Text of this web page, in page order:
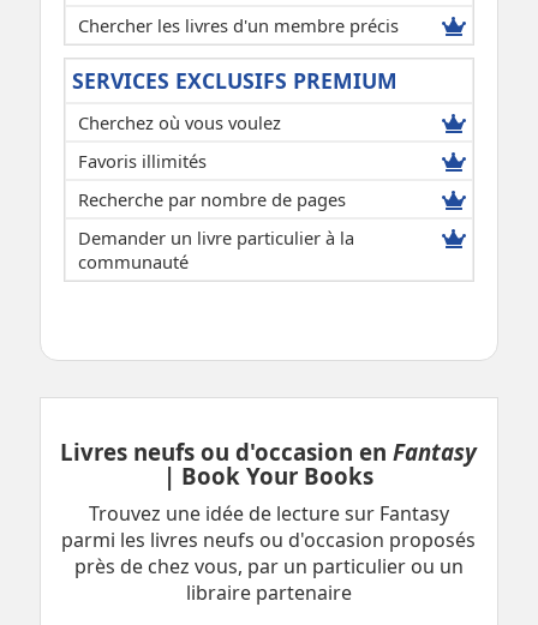
Chercher les livres d'un membre précis
SERVICES EXCLUSIFS PREMIUM
Cherchez où vous voulez
Favoris illimités
Recherche par nombre de pages
Demander un livre particulier à la
communauté
Livres neufs ou d'occasion enFantasy
| Book Your Books
Trouvez une idée de lecture sur Fantasy
parmi les livres neufs ou d'occasion proposés
près de chez vous, par un particulier ou un
libraire partenaire